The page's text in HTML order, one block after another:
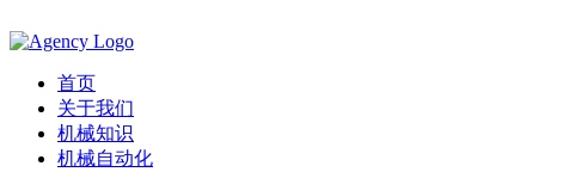
首页
关于我们
机械知识
机械自动化